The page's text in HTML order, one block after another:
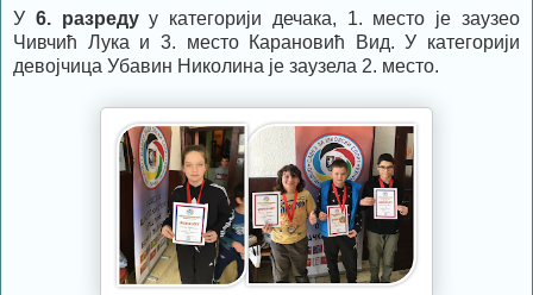
У 6. разредуу категорији дечака, 1. место је заузео
Чивчић Лука и 3. место Карановић Вид. У категорији
девојчица Убавин Николина је заузела 2. место.